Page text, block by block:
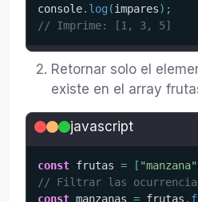
console. log (impares) ;
// Imprime: [1, 3, 5]
Retornar solo el
existe en el array
javascript
const frutas = [ "manzana"
// Filtrar las
const manzanas = frutas .